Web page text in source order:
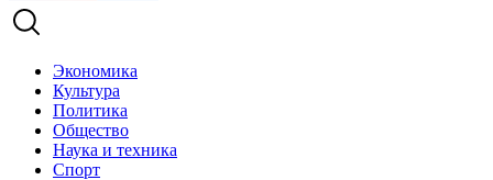
Экономика
Культура
Политика
Общество
Наука и техника
Спорт